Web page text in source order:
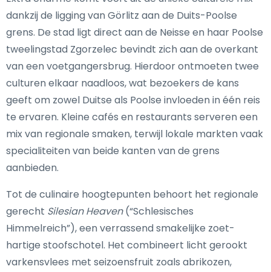
dankzij de ligging van Görlitz aan de Duits-Poolse
grens. De stad ligt direct aan de Neisse en haar Poolse
tweelingstad Zgorzelec bevindt zich aan de overkant
van een voetgangersbrug. Hierdoor ontmoeten twee
culturen elkaar naadloos, wat bezoekers de kans
geeft om zowel Duitse als Poolse invloeden in één reis
te ervaren. Kleine cafés en restaurants serveren een
mix van regionale smaken, terwijl lokale markten vaak
specialiteiten van beide kanten van de grens
aanbieden.
Tot de culinaire hoogtepunten behoort het regionale
gerecht Silesian Heaven(“Schlesisches
Himmelreich”), een verrassend smakelijke zoet-
hartige stoofschotel. Het combineert licht gerookt
varkensvlees met seizoensfruit zoals abrikozen,